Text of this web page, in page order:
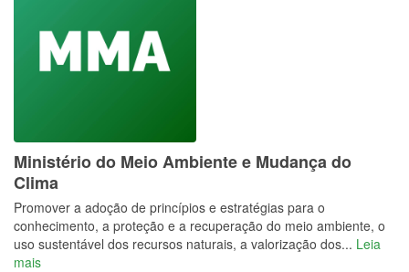
Ministério do Meio Ambiente e Mudança do
Clima
Promover a adoção de princípios e estratégias para o
conhecimento, a proteção e a recuperação do meio ambiente, o
uso sustentável dos recursos naturais, a valorização dos... Leia
mais